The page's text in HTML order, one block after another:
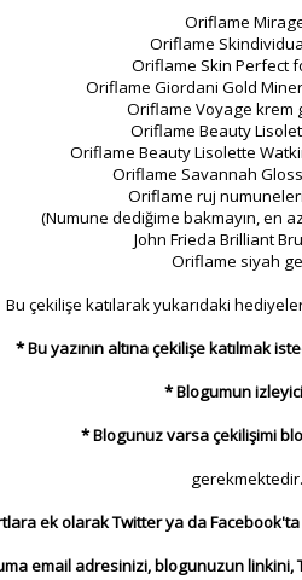
Oriflame
Oriflame
Oriflame Skin Perfect
Oriflame Giordani Gold
Oriflame Voyage krem
Oriflame Beauty
Oriflame Beauty Lisolette
Oriflame Savannah
Oriflame ruj
(Numune dediğime bakmayın, en
John Frieda Brilliant
Oriflame siyah
Bu çekilişe katılarak yukarıdaki
* Bu yazının altına çekilişe katılmak
* Blogumun
* Blogunuz varsa çekilişimi
gerekmektedir.
ek olarak Twitter ya da
email adresinizi, blogunuzun